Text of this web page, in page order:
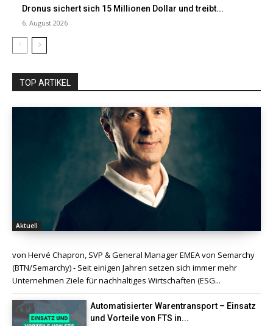
Dronus sichert sich 15 Millionen Dollar und treibt...
6. August 2026
TOP ARTIKEL
Aktuell
von Hervé Chapron, SVP & General Manager EMEA von Semarchy
(BTN/Semarchy) - Seit einigen Jahren setzen sich immer mehr
Unternehmen Ziele für nachhaltiges Wirtschaften (ESG...
Automatisierter Warentransport – Einsatz
und Vorteile von FTS in...